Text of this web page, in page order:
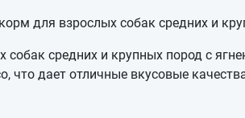
для взрослых собак средних и
средних и крупных пород с
что дает отличные вкусовые